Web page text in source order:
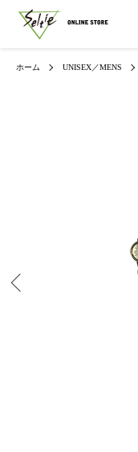
ホーム UNISEX／MENS